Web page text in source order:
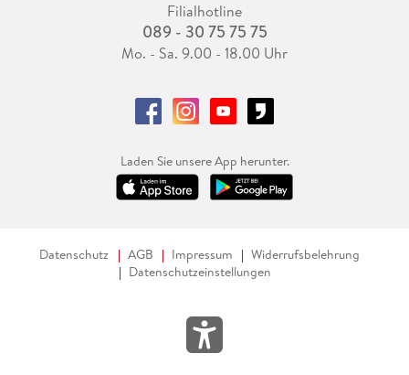
Filialhotline
089 - 30 75 75 75
Mo. - Sa. 9.00 - 18.00 Uhr
Laden Sie unsere App herunter.
Datenschutz AGB Impressum
Widerrufsbelehrung
Datenschutzeinstellungen